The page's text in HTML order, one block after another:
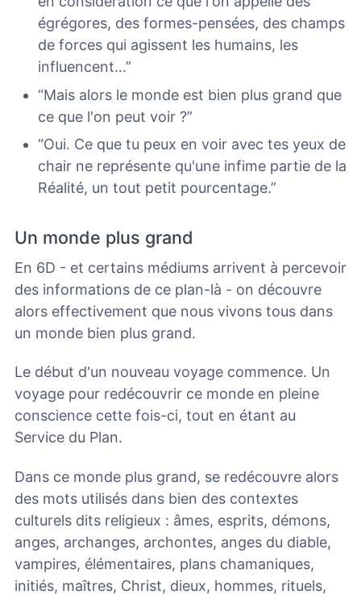
égrégores, des formes-pensées, des champs
de forces qui agissent les humains, les
influencent...”
“Mais alors le monde est bien plus grand que
ce que l'on peut voir ?”
“Oui. Ce que tu peux en voir avec tes yeux de
chair ne représente qu'une infime partie de la
Réalité, un tout petit pourcentage.”
Un monde plus grand
En 6D - et certains médiums arrivent à percevoir
des informations de ce plan-là - on découvre
alors effectivement que nous vivons tous dans
un monde bien plus grand.
Le début d'un nouveau voyage commence. Un
voyage pour redécouvrir ce monde en pleine
conscience cette fois-ci, tout en étant au
Service du Plan.
Dans ce monde plus grand, se redécouvre alors
des mots utilisés dans bien des contextes
culturels dits religieux : âmes, esprits, démons,
anges, archanges, archontes, anges du diable,
vampires, élémentaires, plans chamaniques,
initiés, maîtres, Christ, dieux, hommes, rituels,